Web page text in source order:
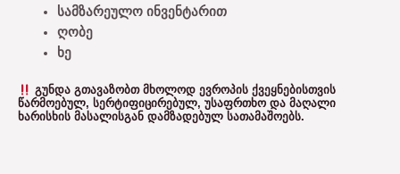
სამზარეულო ინვენტარით
ღობე
ხე
ᲒᲣᲜᲓᲐ ᲒᲗᲐᲕᲐᲖᲝᲑᲗ ᲛᲮᲝᲚᲝᲓ ᲔᲕᲠᲝᲞᲘᲡ ᲥᲕᲔᲧᲜᲔᲑᲘᲡᲗᲕᲘᲡ
ᲬᲐᲠᲛᲝᲔᲑᲣᲚ, ᲡᲔᲠᲢᲘᲤᲘᲪᲘᲠᲔᲑᲣᲚ, ᲣᲡᲐᲤᲠᲗᲮᲝ ᲓᲐ ᲛᲐᲦᲐᲚᲘ
ᲮᲐᲠᲘᲡᲮᲘᲡ ᲛᲐᲡᲐᲚᲘᲡᲒᲐᲜ ᲓᲐᲛᲖᲐᲓᲔᲑᲣᲚ ᲡᲐᲗᲐᲛᲐᲨᲝᲔᲑᲡ.